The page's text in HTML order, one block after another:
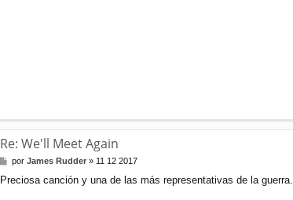
Re: We'll Meet Again
M
n
porJames Rudder » 11 12 2017
Preciosa canción y una de las más representativas de la guerra.